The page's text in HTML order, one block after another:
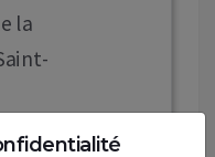
la